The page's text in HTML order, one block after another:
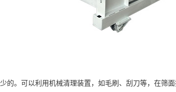
。可以利用机械清理装置，如毛刷、刮刀等，在筛